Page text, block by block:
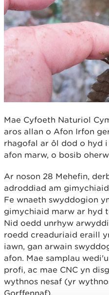
Mae Cyfoeth Naturiol
aros allan o Afon Irfon
rhagofal ar ôl dod o hyd
afon marw, o bosib
Ar noson 28 Mehefin,
adroddiad am
Fe wnaeth swyddogion
gimychiaid marw ar hyd
Nid oedd unrhyw
roedd creaduriaid eraill
iawn, gan arwain
afon. Mae samplau
profi, ac mae CNC yn
wythnos nesaf (yr
Gorffennaf).